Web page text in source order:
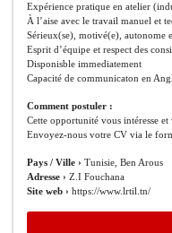
Expérience pratique en atelier
À l’aise avec le travail manuel et
Sérieux(se), motivé(e), autonome
Esprit d’équipe et respect des
Disponisble immediatement
Capacité de communicaton en
Comment postuler :
Cette opportunité vous intéresse
Envoyez-nous votre CV via le
Pays / Ville › Tunisie, Ben Arous
Adresse › Z.I Fouchana
Site web › https://www.lrtil.tn/